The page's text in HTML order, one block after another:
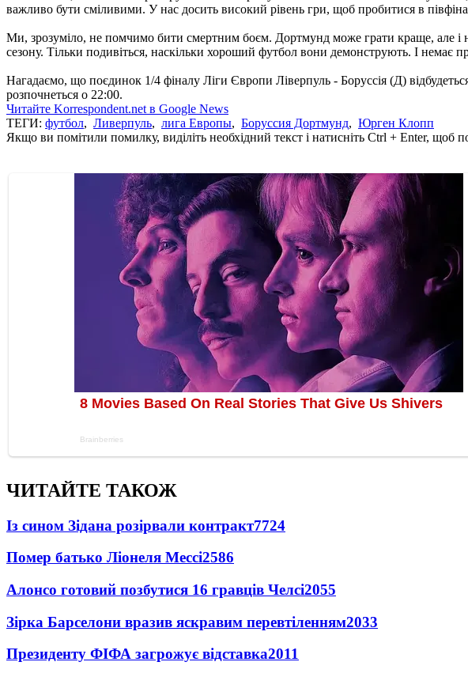
важливо бути сміливими. У нас досить високий рівень гри, щоб пробитися в
Ми, зрозуміло, не помчимо бити смертним боєм. Дортмунд може грати краще, але і
сезону. Тільки подивіться, наскільки хороший футбол вони демонструють. І
Нагадаємо, що поєдинок 1/4 фіналу Ліги Європи Ліверпуль - Боруссія (Д)
розпочнеться о 22:00.
Читайте Korrespondent.net в Google News
ТЕГИ: футбол, Ливерпуль, лига Европы, Боруссия Дортмунд, Юрген Клопп
Якщо ви помітили помилку, виділіть необхідний текст і натисніть Ctrl + Enter, щоб
ЧИТАЙТЕ ТАКОЖ
Із сином Зідана розірвали контракт7724
Помер батько Ліонеля Мессі2586
Алонсо готовий позбутися 16 гравців Челсі2055
Зірка Барселони вразив яскравим перевтіленням2033
Президенту ФІФА загрожує відставка2011